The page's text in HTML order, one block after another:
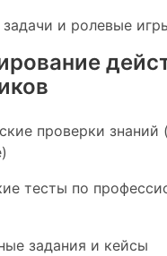
и ролевые
проверки знаний
тесты по
задания и кейсы